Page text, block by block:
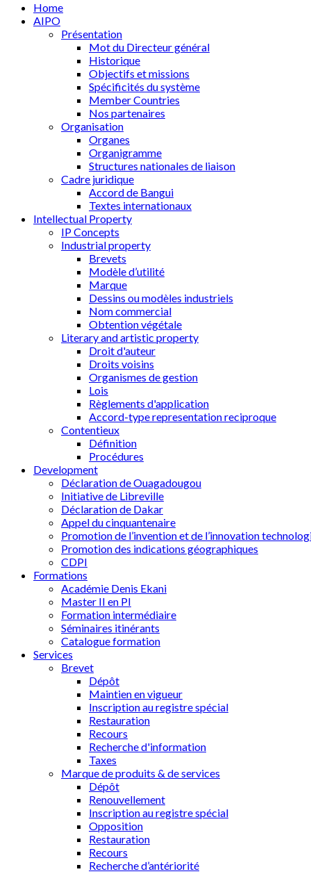
Home
AIPO
Présentation
Mot du Directeur général
Historique
Objectifs et missions
Spécificités du système
Member Countries
Nos partenaires
Organisation
Organes
Organigramme
Structures nationales de liaison
Cadre juridique
Accord de Bangui
Textes internationaux
Intellectual Property
IP Concepts
Industrial property
Brevets
Modèle d’utilité
Marque
Dessins ou modèles industriels
Nom commercial
Obtention végétale
Literary and artistic property
Droit d'auteur
Droits voisins
Organismes de gestion
Lois
Règlements d'application
Accord-type representation reciproque
Contentieux
Définition
Procédures
Development
Déclaration de Ouagadougou
Initiative de Libreville
Déclaration de Dakar
Appel du cinquantenaire
Promotion de l’invention et de l’innovation
Promotion des indications géographiques
CDPI
Formations
Académie Denis Ekani
Master II en PI
Formation intermédiaire
Séminaires itinérants
Catalogue formation
Services
Brevet
Dépôt
Maintien en vigueur
Inscription au registre spécial
Restauration
Recours
Recherche d'information
Taxes
Marque de produits & de services
Dépôt
Renouvellement
Inscription au registre spécial
Opposition
Restauration
Recours
Recherche d’antériorité